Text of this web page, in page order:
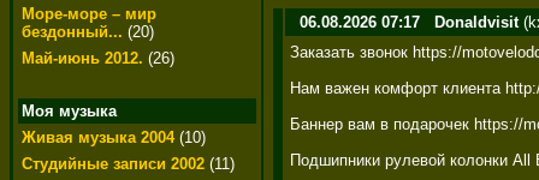
Море-море – мир
бездонный... (20)
Май-июнь 2012. (26)
Моя музыка
Живая музыка 2004(10)
Студийные записи 2002 (11)
06.08.2026 07:17 Donaldvisit
Заказать звонок https://
Нам важен комфорт клиента
Баннер вам в подарочек https://
Подшипники рулевой колонки All